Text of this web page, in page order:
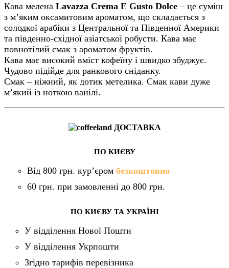
Кава мелена Lavazza Crema E Gusto Dolce – це суміш
з м’яким оксамитовим ароматом, що складається з
солодкої арабіки з Центральної та Південної Америки
та південно-східної азіатської робусти. Кава має
повнотілий смак з ароматом фруктів.
Кава має високий вміст кофеїну і швидко збуджує.
Чудово підійде для ранкового сніданку.
Смак – ніжний, як дотик метелика. Смак кави дуже
м’який із ноткою ванілі.
ДОСТАВКА
ПО КИЄВУ
Від 800 грн. кур’єром безкоштовно
60 грн. при замовленні до 800 грн.
ПО КИЄВУ ТА УКРАЇНІ
У відділення Нової Пошти
У відділення Укрпошти
Згідно тарифів перевізника